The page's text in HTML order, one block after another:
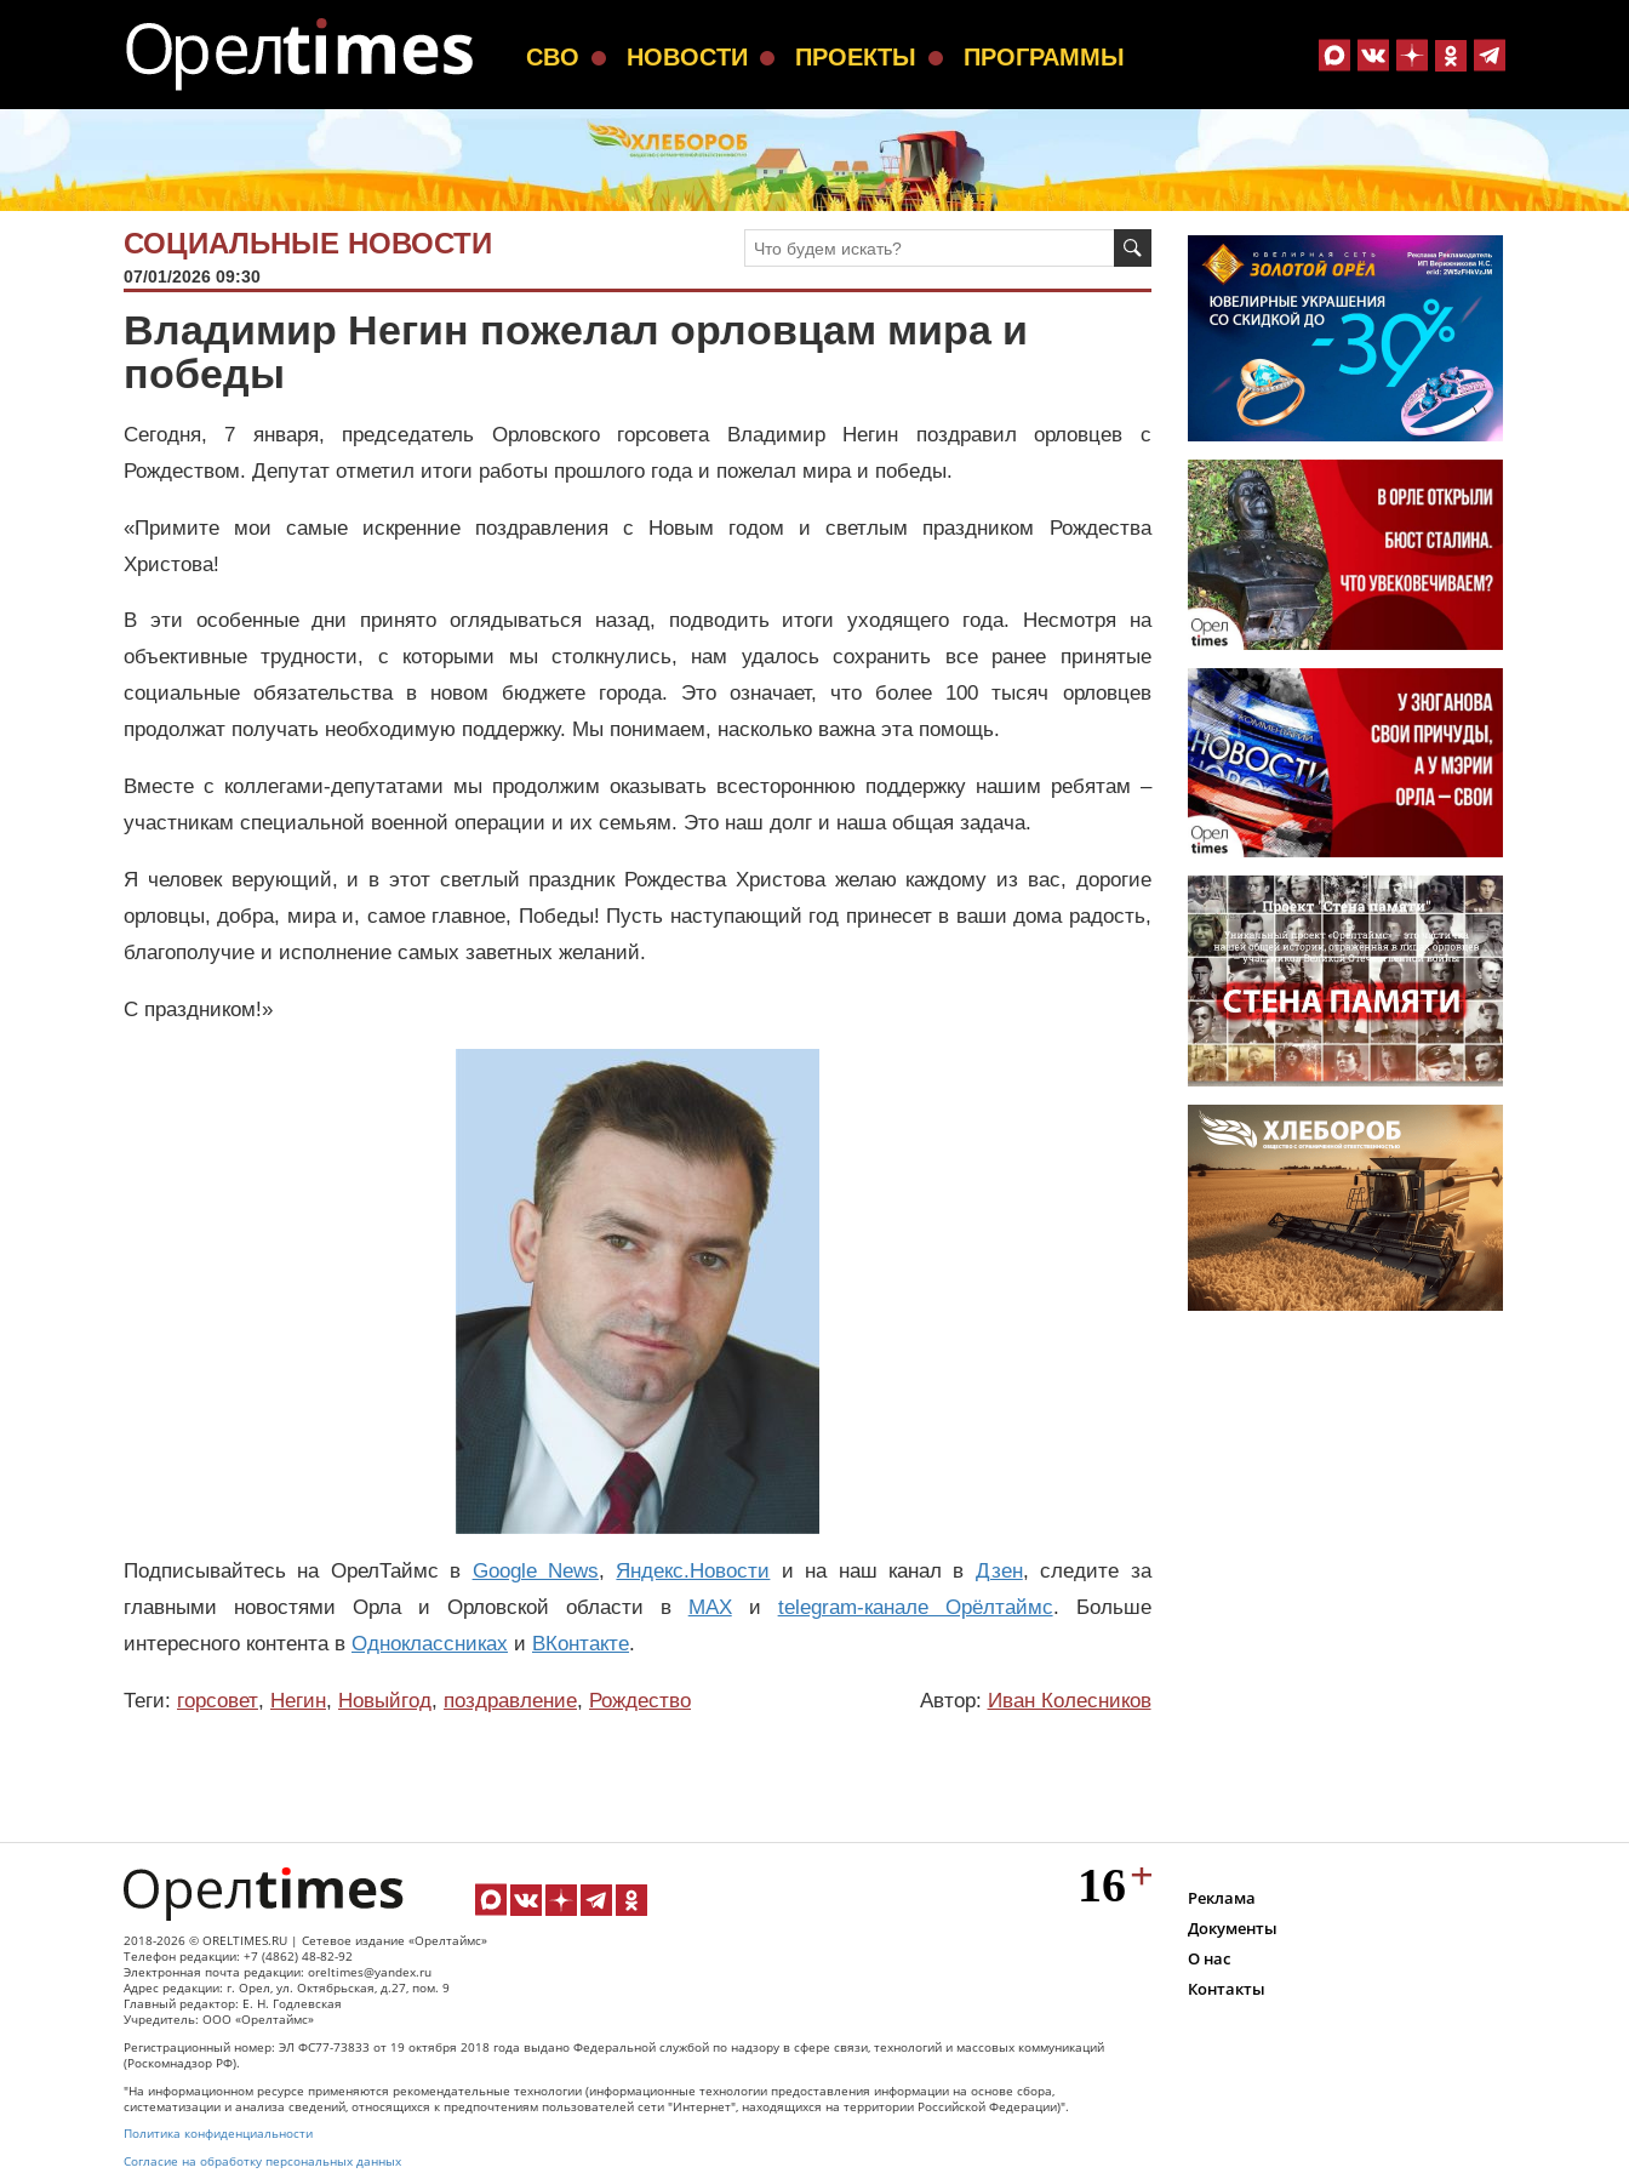
СВО НОВОСТИ ПРОЕКТЫ ПРОГРАММЫ
СОЦИАЛЬНЫЕ НОВОСТИ
07/01/2026 09:30
Владимир Негин пожелал орловцам мира и
победы
Сегодня, 7 января, председатель Орловского горсовета Владимир Негин поздравил орловцев с
Рождеством. Депутат отметил итоги работы прошлого года и пожелал мира и победы.
«Примите мои самые искренние поздравления с Новым годом и светлым праздником Рождества
Христова!
В эти особенные дни принято оглядываться назад, подводить итоги уходящего года. Несмотря на
объективные трудности, с которыми мы столкнулись, нам удалось сохранить все ранее принятые
социальные обязательства в новом бюджете города. Это означает, что более 100 тысяч орловцев
продолжат получать необходимую поддержку. Мы понимаем, насколько важна эта помощь.
Вместе с коллегами-депутатами мы продолжим оказывать всестороннюю поддержку нашим ребятам –
участникам специальной военной операции и их семьям. Это наш долг и наша общая задача.
Я человек верующий, и в этот светлый праздник Рождества Христова желаю каждому из вас, дорогие
орловцы, добра, мира и, самое главное, Победы! Пусть наступающий год принесет в ваши дома радость,
благополучие и исполнение самых заветных желаний.
С праздником!»
Подписывайтесь на ОрелТаймс в Google News, Яндекс.Новости и на наш канал в Дзен, следите за
главными новостями Орла и Орловской области в
MAXи telegram-канале Орёлтаймс. Больше
интересного контента в Одноклассниках и ВКонтакте.
Теги: горсовет, Негин, Новыйгод, поздравление, Рождество Автор: Иван Колесников
2018-2026 © ORELTIMES.RU | Сетевое издание «Орелтаймс»
Телефон редакции: +7 (4862) 48-82-92
Электронная почта редакции: oreltimes@yandex.ru
Адрес редакции: г. Орел, ул. Октябрьская, д.27, пом. 9
Главный редактор: Е. Н. Годлевская
Учредитель: ООО «Орелтаймс»
Регистрационный номер: ЭЛ ФС77-73833 от 19 октября 2018 года выдано Федеральной службой по надзору в сфере связи, технологий и массовых коммуникаций
(Роскомнадзор РФ).
"На информационном ресурсе применяются рекомендательные технологии (информационные технологии предоставления информации на основе сбора,
систематизации и анализа сведений, относящихся к предпочтениям пользователей сети "Интернет", находящихся на территории Российской Федерации)".
Политика конфиденциальности
Согласие на обработку персональных данных
Реклама
Документы
О нас
Контакты